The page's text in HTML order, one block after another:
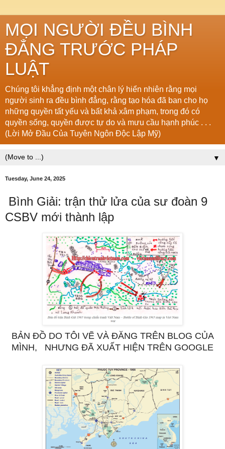
MỌI NGƯỜI ĐỀU BÌNH
ĐẲNG TRƯỚC PHÁP
LUẬT
Chúng tôi khẳng định một chân lý hiển nhiên rằng mọi
người sinh ra đều bình đẳng, rằng tạo hóa đã ban cho họ
những quyền tất yếu và bất khả xâm phạm, trong đó có
quyền sống, quyền được tự do và mưu cầu hạnh phúc . . .
(Lời Mở Đầu Của Tuyên Ngôn Độc Lập Mỹ)
▼
Tuesday, June 24, 2025
Bình Giải: trận thử lửa của sư đoàn 9
CSBV mới thành lập
BẢN ĐỒ DO TÔI VẼ VÀ ĐĂNG TRÊN BLOG CỦA
MÌNH, NHƯNG ĐÃ XUẤT HIỆN TRÊN GOOGLE